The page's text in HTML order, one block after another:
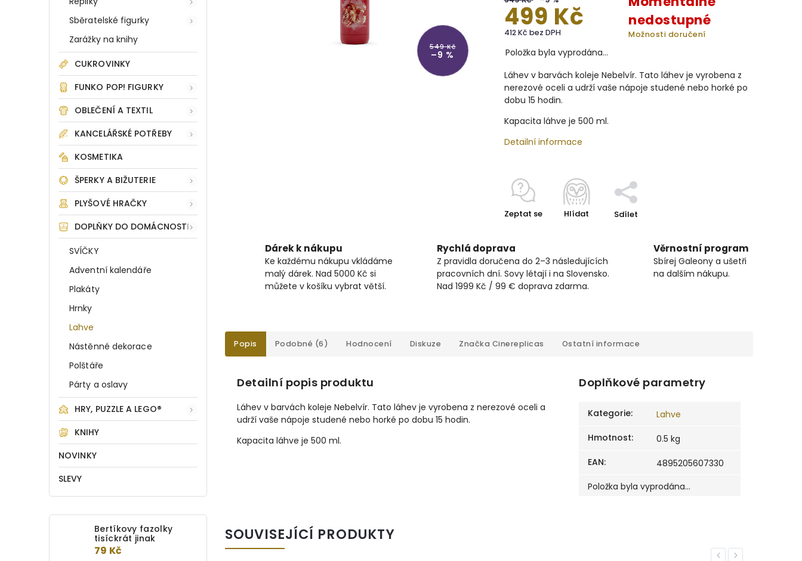
Sběratelské figurky
Zarážky na knihy
CUKROVINKY
FUNKO POP! FIGURKY
OBLEČENÍ A TEXTIL
KANCELÁŘSKÉ POTŘEBY
KOSMETIKA
ŠPERKY A BIŽUTERIE
PLYŠOVÉ HRAČKY
DOPLŇKY DO DOMÁCNOSTI
SVÍČKY
Adventní kalendáře
Plakáty
Hrnky
Lahve
Nástěnné dekorace
Polštáře
Párty a oslavy
HRY, PUZZLE A LEGO®
KNIHY
NOVINKY
SLEVY
Bertíkovy fazolky
tisíckrát jinak
79 Kč
549 Kč
–9 %
499 Kč
412 Kč bez DPH
nedostupné
Možnosti doručení
Položka byla vyprodána…
Láhev v barvách koleje Nebelvír. Tato láhev je vyrobena z
nerezové oceli a udrží vaše nápoje studené nebo horké po
dobu 15 hodin.
Kapacita láhve je 500 ml.
Detailní informace
Zeptat se Hlídat Sdílet
Dárek k nákupu
Ke každému nákupu vkládáme
malý dárek. Nad 5000 Kč si
můžete v košíku vybrat větší.
Rychlá doprava
Z pravidla doručena do 2–3 následujících
pracovních dní. Sovy létají i na Slovensko.
Nad 1999 Kč / 99 € doprava zdarma.
Věrnostní program
Sbírej Galeony a ušetři
na dalším nákupu.
Popis Podobné (6) Hodnocení Diskuze Značka Cinereplicas Ostatní informace
Detailní popis produktu
Láhev v barvách koleje Nebelvír. Tato láhev je vyrobena z nerezové oceli a
udrží vaše nápoje studené nebo horké po dobu 15 hodin.
Kapacita láhve je 500 ml.
Doplňkové parametry
Kategorie:
Lahve
Hmotnost:
0.5 kg
EAN:
4895205607330
Položka byla vyprodána…
SOUVISEJÍCÍ PRODUKTY
Previous
Next